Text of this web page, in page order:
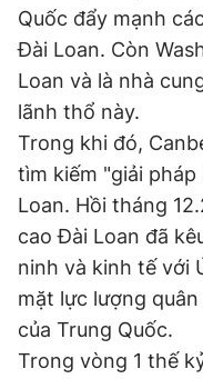
Quốc đẩy mạnh
Đài Loan. Còn
Loan và là nhà
lãnh thổ này.
Trong khi đó,
tìm kiếm "giải
Loan. Hồi tháng
cao Đài Loan đã
ninh và kinh tế với
mặt lực lượng
của Trung Quốc.
Trong vòng 1 thế